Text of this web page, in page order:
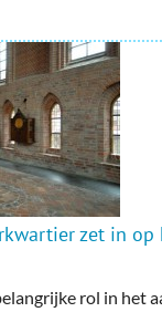
zet in
rol in het